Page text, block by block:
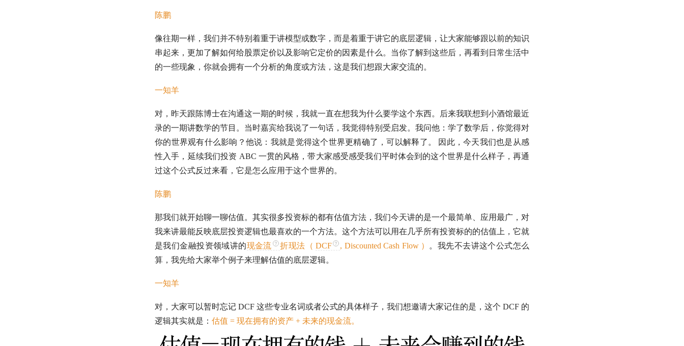
陈鹏
像往期一样，我们并不特别着重于讲模型或数字，而是着重于讲它的底层逻辑，让大家能够跟以前的知识
串起来，更加了解如何给股票定价以及影响它定价的因素是什么。当你了解到这些后，再看到日常生活中
的一些现象，你就会拥有一个分析的角度或方法，这是我们想跟大家交流的。
一知羊
对，昨天跟陈博士在沟通这一期的时候，我就一直在想我为什么要学这个东西。后来我联想到小酒馆最近
录的一期讲数学的节目。当时嘉宾给我说了一句话，我觉得特别受启发。我问他：学了数学后，你觉得对
你的世界观有什么影响？他说：我就是觉得这个世界更精确了，可以解释了。 因此，今天我们也是从感
性入手，延续我们投资 ABC 一贯的风格，带大家感受感受我们平时体会到的这个世界是什么样子，再通
过这个公式反过来看，它是怎么应用于这个世界的。
陈鹏
那我们就开始聊一聊估值。其实很多投资标的都有估值方法，我们今天讲的是一个最简单、应用最广，对
我来讲最能反映底层投资逻辑也最喜欢的一个方法。这个方法可以用在几乎所有投资标的的估值 上，它就
是我们金融投资领域讲的现金流 折现法（DCF , Discounted Cash Flow ） 。我先不去讲这个公式怎么
算，我先给大家举个例子来理解估值的底层逻辑。
一知羊
对，大家可以暂时忘记 DCF 这些专业名词或者公式的具体样子，我们想邀请大家记住的是，这个 DCF 的
逻辑其实就是： 估值 = 现在拥有的资产 + 未来的现金流。